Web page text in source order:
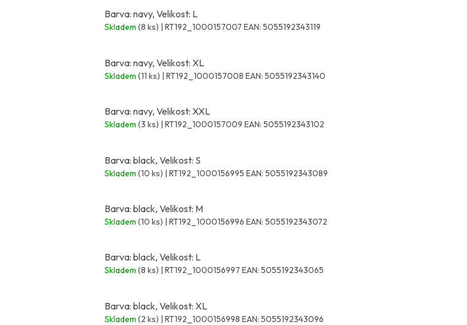
Barva: navy, Velikost: L
Skladem (8 ks) | RT192_1000157007 EAN: 5055192343119
Barva: navy, Velikost: XL
Skladem (11 ks) | RT192_1000157008 EAN: 5055192343140
Barva: navy, Velikost: XXL
Skladem (3 ks) | RT192_1000157009 EAN: 5055192343102
Barva: black, Velikost: S
Skladem (10 ks) | RT192_1000156995 EAN: 5055192343089
Barva: black, Velikost: M
Skladem (10 ks) | RT192_1000156996 EAN: 5055192343072
Barva: black, Velikost: L
Skladem (8 ks) | RT192_1000156997 EAN: 5055192343065
Barva: black, Velikost: XL
Skladem (2 ks) | RT192_1000156998 EAN: 5055192343096